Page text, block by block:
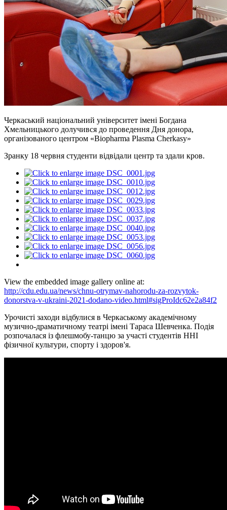
Черкаський національний університет імені Богдана
Хмельницького долучився до проведення Дня донора,
організованого центром «Biopharma Plasma Cherkasy»
Зранку 18 червня студенти відвідали центр та здали кров.
View the embedded image gallery online at:
http://cdu.edu.ua/news/chnu-otrymav-nahorodu-za-rozvytok-
donorstva-v-ukraini-2021-dodano-video.html#sigProIdc62e2a84f2
Урочисті заходи відбулися в Черкаському академічному
музично-драматичному театрі імені Тараса Шевченка. Подія
розпочалася із флешмобу-танцю за участі студентів ННІ
фізичної культури, спорту і здоров'я.